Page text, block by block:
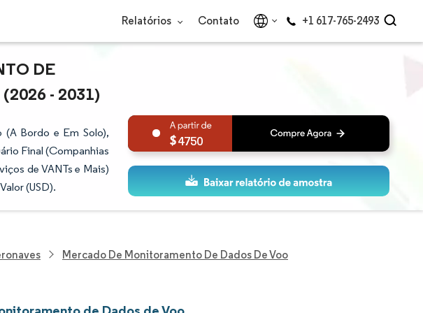
Relatórios Contato +1 617-765-2493
DE
- 2031)
Bordo e Em Solo),
Final (Companhias
de VANTs e Mais)
(USD).
4750
Mercado De Monitoramento De Dados De Voo